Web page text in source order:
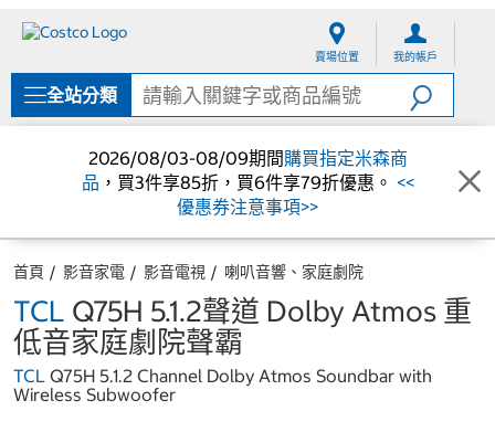
單
賣場位置 我的帳戶
全站分類
2026/08/03-08/09期間購買指定米森商
品 ，買3件享85折，買6件享79折優惠。 <<
優惠券注意事項>>
首頁 影音家電 影音電視 喇叭音響、家庭劇院
TCL Q75H 5.1.2聲道 Dolby Atmos 重
低音家庭劇院聲霸
TCL Q75H 5.1.2 Channel Dolby Atmos Soundbar with
Wireless Subwoofer